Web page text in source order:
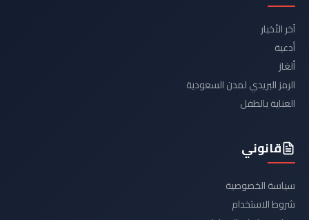
آخر الأخبار
أدعية
ألغاز
الرمز البريدي لمدن السعودية
العناية بالطفل
قانوني
سياسة الخصوصية
شروط الاستخدام